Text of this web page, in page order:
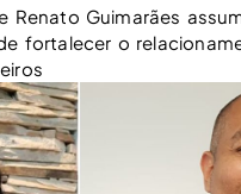
Renato Guimarães
fortalecer o